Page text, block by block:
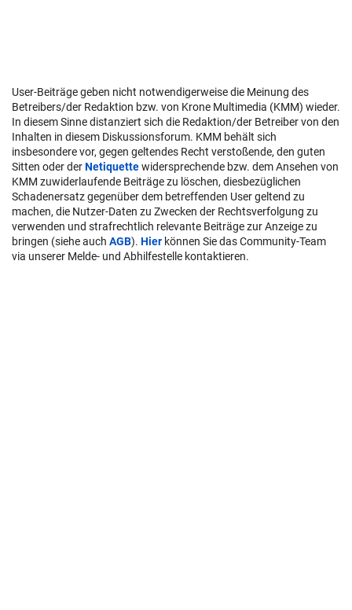
User-Beiträge geben nicht notwendigerweise die Meinung des
Betreibers/der Redaktion bzw. von Krone Multimedia (KMM) wieder.
In diesem Sinne distanziert sich die Redaktion/der Betreiber von den
Inhalten in diesem Diskussionsforum. KMM behält sich
insbesondere vor, gegen geltendes Recht verstoßende, den guten
Sitten oder derNetiquettewidersprechende bzw. dem Ansehen von
KMM zuwiderlaufende Beiträge zu löschen, diesbezüglichen
Schadenersatz gegenüber dem betreffenden User geltend zu
machen, die Nutzer-Daten zu Zwecken der Rechtsverfolgung zu
verwenden und strafrechtlich relevante Beiträge zur Anzeige zu
bringen (siehe auch AGB). Hier können Sie das Community-Team
via unserer Melde- und Abhilfestelle kontaktieren.